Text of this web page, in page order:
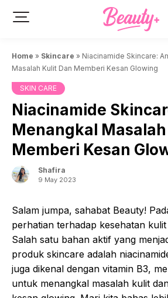
Home » Skincare » Niacinamide Skincare:
Masalah Kulit Dan Memberi Kesan Glowing
SKIN CARE
Niacinamide
Menangkal
Memberi Kesan
Shafira
9 May 2023
Salam jumpa, sahabat Beauty!
perhatian terhadap kesehatan
Salah satu bahan aktif yang
produk skincare adalah
juga dikenal dengan vitamin B3,
untuk menangkal masalah kulit